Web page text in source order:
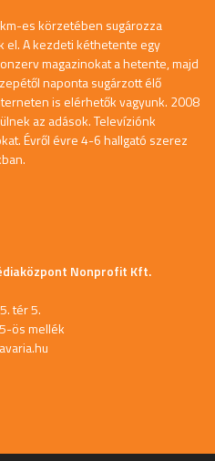
es körzetében sugározza
el. A kezdeti kéthetente egy
magazinokat a hetente, majd
naponta sugárzott élő
is elérhetők vagyunk. 2008
az adások. Televíziónk
Évről évre 4-6 hallgató szerez
Nonprofit Kft.
tér 5.
ös mellék